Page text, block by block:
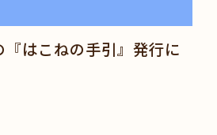
はこねの手引』発行に